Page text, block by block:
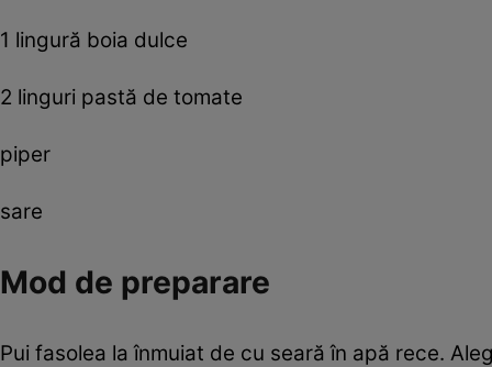
1 lingură boia dulce
2 linguri pastă de tomate
piper
sare
Mod de preparare
Pui fasolea la înmuiat de cu seară în apă rece.